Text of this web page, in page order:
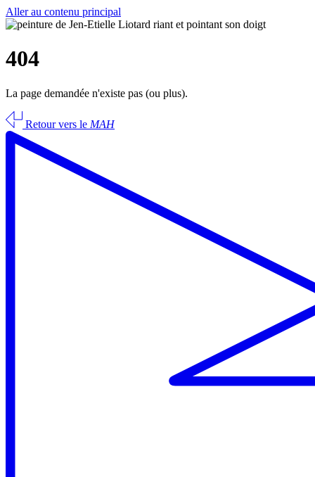
Aller au contenu principal
404
La page demandée n'existe pas (ou plus).
Retour vers le MAH